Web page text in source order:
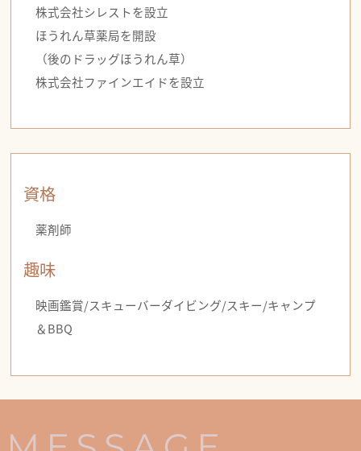
株式会社シレストを設立
ほうれん草薬局を開設
（後のドラッグほうれん草）
株式会社ファインエイドを設立
資格
薬剤師
趣味
映画鑑賞/スキューバーダイビング/スキー/キャンプ
＆BBQ